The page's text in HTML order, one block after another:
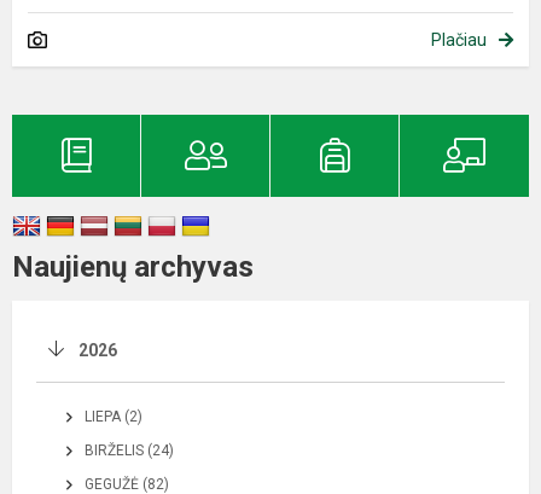
Plačiau
Naujienų archyvas
2026
LIEPA (2)
BIRŽELIS (24)
GEGUŽĖ (82)